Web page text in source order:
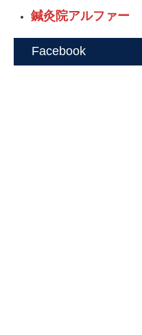
鍼灸院アルファー
Facebook